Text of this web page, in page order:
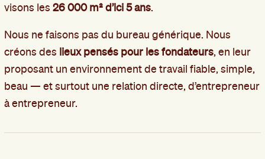
visons les 26 000 m² d’ici 5 ans.
Nous ne faisons pas du bureau générique. Nous
créons des lieux pensés pour les fondateurs, en leur
proposant un environnement de travail fiable, simple,
beau — et surtout une relation directe, d’entrepreneur
à entrepreneur.